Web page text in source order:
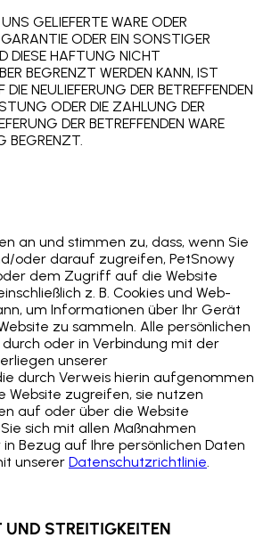
GELIEFERTE WARE ODER
ODER EIN SONSTIGER
DIESE HAFTUNG NICHT
BEGRENZT WERDEN KANN, IST
NEULIEFERUNG DER BETREFFENDEN
ODER DIE ZAHLUNG DER
DER BETREFFENDEN WARE
BEGRENZT.
an und stimmen zu, dass, wenn Sie
oder darauf zugreifen, PetSnowy
dem Zugriff auf die Website
z. B. Cookies und Web-
um Informationen über Ihr Gerät
zu sammeln. Alle persönlichen
oder in Verbindung mit der
unserer
durch Verweis hierin aufgenommen
Website zugreifen, sie nutzen
auf oder über die Website
sich mit allen Maßnahmen
Bezug auf Ihre persönlichen Daten
unserer Datenschutzrichtlinie.
UND STREITIGKEITEN